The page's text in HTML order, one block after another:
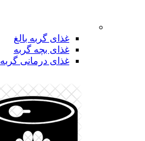
غذای گربه بالغ
غذای بچه گربه
غذای درمانی گربه